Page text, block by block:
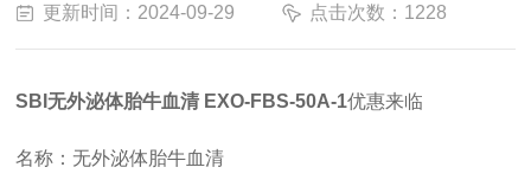
更新时间：2024-09-29 点击次数：1228
SBI无外泌体胎牛血清 EXO-FBS-50A-1优惠来临
名称：无外泌体胎牛血清